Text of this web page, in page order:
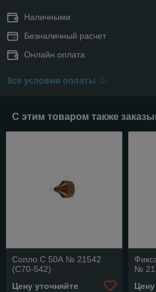
Наличными
Безналичный расчет
Онлайн оплата
Все условия оплаты
С этим товаром также
Сопло С 50А № 21542
(C70-542)
Цену уточняйте
№